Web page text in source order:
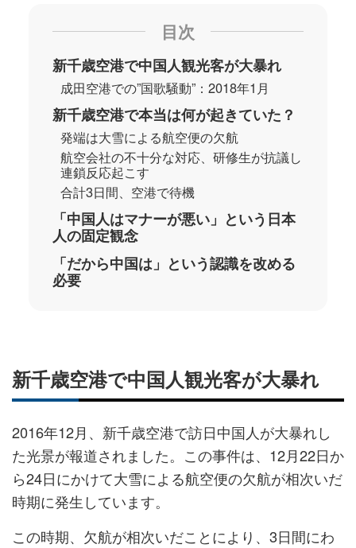
目次
新千歳空港で中国人観光客が大暴れ
成田空港での”国歌騒動”：2018年1月
新千歳空港で本当は何が起きていた？
発端は大雪による航空便の欠航
航空会社の不十分な対応、研修生が抗議し
連鎖反応起こす
合計3日間、空港で待機
「中国人はマナーが悪い」という日本
人の固定観念
「だから中国は」という認識を改める
必要
新千歳空港で中国人観光客が大暴れ
2016年12月、新千歳空港で訪日中国人が大暴れし
た光景が報道されました。この事件は、12月22日か
ら24日にかけて大雪による航空便の欠航が相次いだ
時期に発生しています。
この時期、欠航が相次いだことにより、3日間にわ